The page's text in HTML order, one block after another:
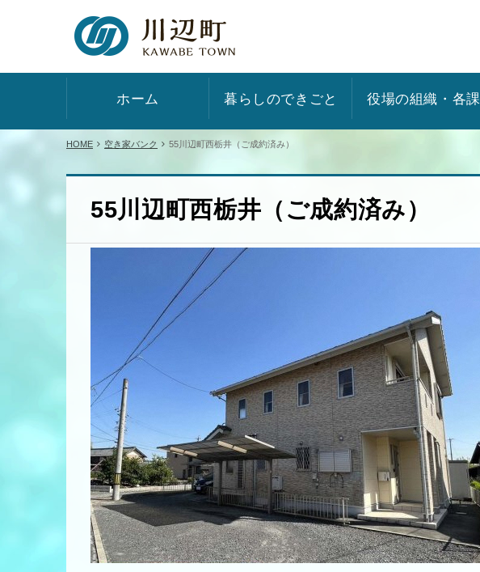
ホーム 暮らしのできごと 役場の組織・各課
HOME 空き家バンク 55川辺町西栃井（ご成約済み）
55川辺町西栃井（ご成約済み）